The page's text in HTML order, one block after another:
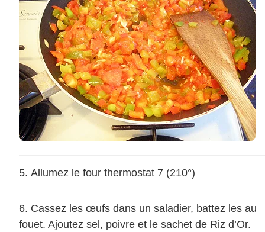
Allumez le four thermostat 7 (210°)
Cassez les œufs dans un saladier, battez les au
fouet. Ajoutez sel, poivre et le sachet de Riz d’Or.